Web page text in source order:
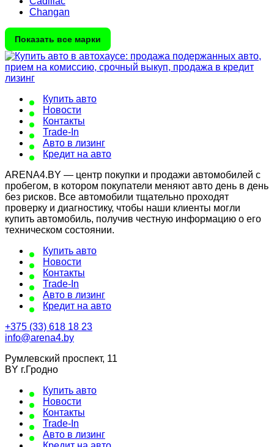
Changan
Показать все марки
Купить авто
Новости
Контакты
Trade-In
Авто в лизинг
Кредит на авто
ARENA4.BY — центр покупки и продажи автомобилей с
пробегом, в котором покупатели меняют авто день в день
без рисков. Все автомобили тщательно проходят
проверку и диагностику, чтобы наши клиенты могли
купить автомобиль, получив честную информацию о его
техническом состоянии.
Купить авто
Новости
Контакты
Trade-In
Авто в лизинг
Кредит на авто
+375 (33) 618 18 23
info@arena4.by
Румлевский проспект, 11
BY г.Гродно
Купить авто
Новости
Контакты
Trade-In
Авто в лизинг